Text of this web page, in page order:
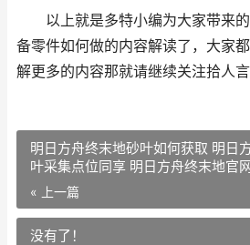
以上就是多特小编为大家带来的
备零件如何做的内容解读了，大家
解更多的内容那就请继续关注拾人言
明日方舟终末地砂叶如何获取 明日
叶采集点位同享 明日方舟终末地官
« 上一篇
没有了！